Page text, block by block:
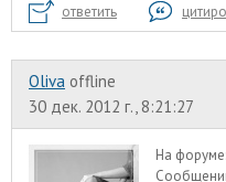
ответить
Oliva offline
30 дек. 2012 г., 8:21:27
На